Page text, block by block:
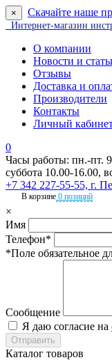
× Скачайте наше
Интернет-магазин
О компании
Новости и
Отзывы
Доставка и
Производители
Контакты
Личный
0
Часы работы: пн.-пт.
суббота 10.00-16.00,
+7 342 227-55-55, г.
В корзине 0 позиций
×
Имя
Телефон*
*Поле обязательное
Сообщение
Я даю согласие на
Каталог товаров